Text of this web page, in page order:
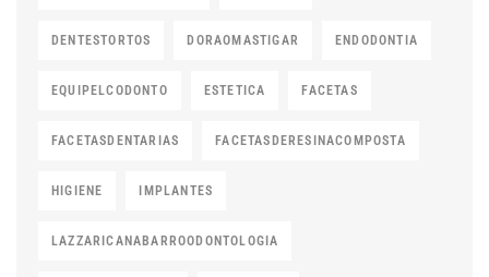
DENTESTORTOS DORAOMASTIGAR ENDODONTIA
EQUIPELCODONTO ESTETICA FACETAS
FACETASDENTARIAS FACETASDERESINACOMPOSTA
HIGIENE IMPLANTES
LAZZARICANABARROODONTOLOGIA